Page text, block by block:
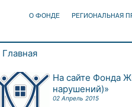
О ФОНДЕ РЕГИОНАЛЬНАЯ
Главная
На сайте Фонда
нарушений)»
02 Апрель 2015